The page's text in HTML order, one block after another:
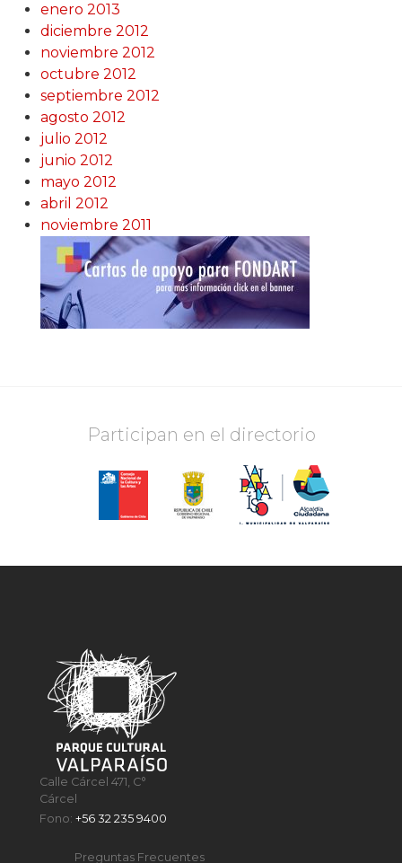
enero 2013
diciembre 2012
noviembre 2012
octubre 2012
septiembre 2012
agosto 2012
julio 2012
junio 2012
mayo 2012
abril 2012
noviembre 2011
Participan en el directorio
Calle Cárcel 471, C°
Cárcel
Fono:+56 32 235 9400
Preguntas Frecuentes